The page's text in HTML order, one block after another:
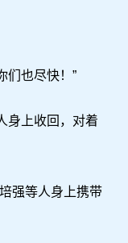
也尽快！”
上收回，对着
强等人身上携带